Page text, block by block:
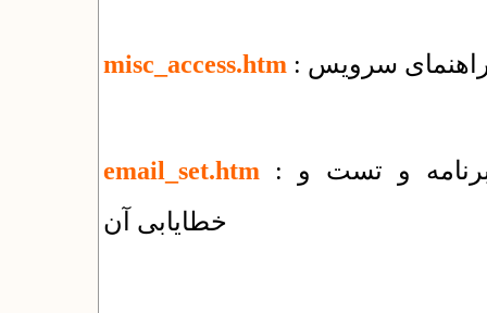
misc_access.htm
email_set.htm : راهنمای روش های ارسال ایمیل توسط برنامه و تست و
خطایابی آن